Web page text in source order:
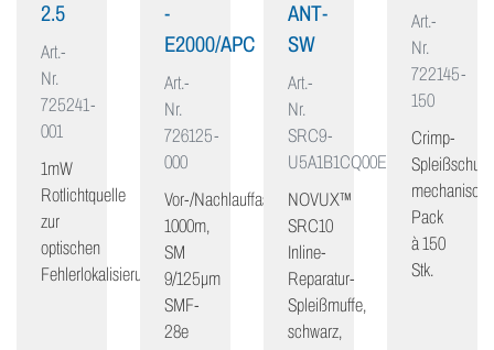
2.5
Art.-
Nr.
725241-
001
1mW
Rotlichtquelle
zur
optischen
Fehlerlokalisierung
-
E2000/APC
Art.-
Nr.
726125-
000
Vor-/Nachlauffaser
1000m,
SM
9/125μm
SMF-
28e
ANT-
SW
Art.-
Nr.
SRC9-
U5A1B1CQ00E
NOVUX™
SRC10
Inline-
Reparatur-
Spleißmuffe,
schwarz,
Art.-
Nr.
722145-
150
Crimp-
Spleißschutz,
mechanisch,
Pack
à 150
Stk.